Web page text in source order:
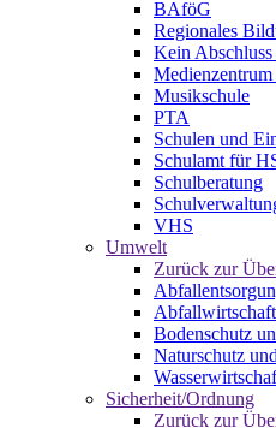
BAföG
Regionales
Kein
Musikschule
PTA
Schulen und
Schulamt für
Schulberatung
VHS
Umwelt
Zurück zur
Abfallwirtschaft
Bodenschutz
Naturschutz
Sicherheit/Ordnung
Zurück zur